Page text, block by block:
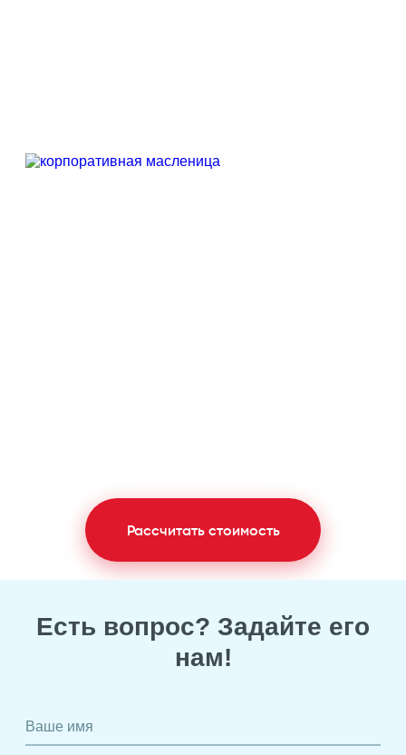
Рассчитать стоимость
Есть вопрос? Задайте его
нам!
Ваше имя